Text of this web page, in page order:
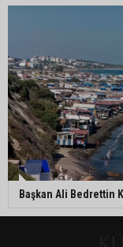
Başkan Ali Bedrettin